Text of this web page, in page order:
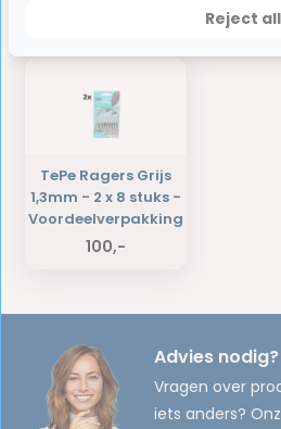
Laatst bekeken producten
TePe Ragers Grijs
1,3mm - 2 x 8 stuks -
Voordeelverpakking
100,-
Advies nodig?
Vragen over
iets anders?
Reject all